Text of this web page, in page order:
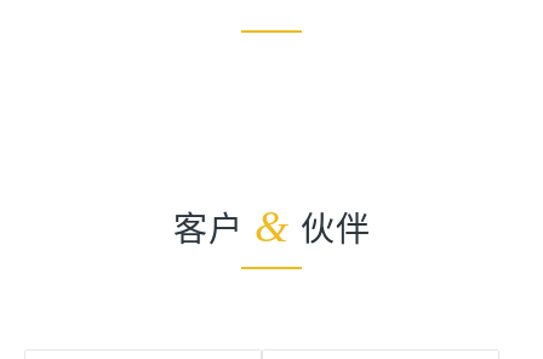
客户 & 伙伴